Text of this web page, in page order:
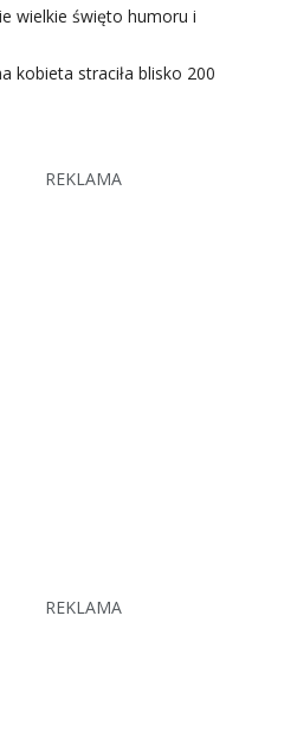
wielkie święto humoru i
kobieta straciła blisko 200
REKLAMA
REKLAMA